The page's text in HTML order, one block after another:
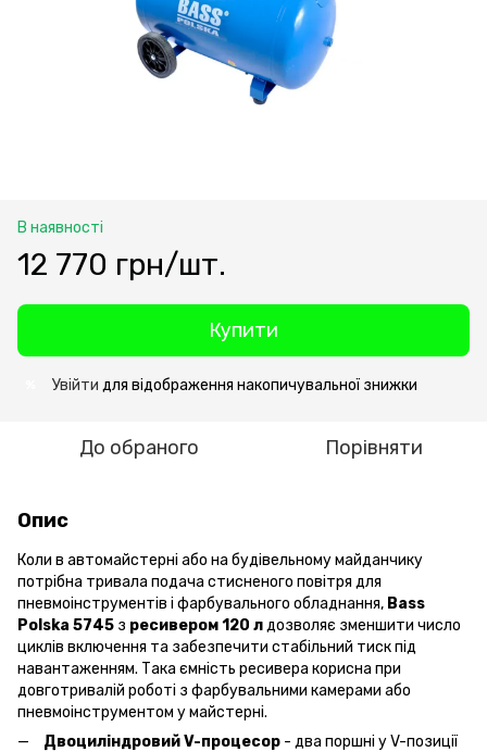
В наявності
12 770 грн/шт.
Купити
Увійти для відображення накопичувальної знижки
До обраного Порівняти
Опис
Коли в автомайстерні або на будівельному майданчику
потрібна тривала подача стисненого повітря для
пневмоінструментів і фарбувального обладнання, Bass
Polska 5745 з ресивером 120 лдозволяє зменшити число
циклів включення та забезпечити стабільний тиск під
навантаженням. Така ємність ресивера корисна при
довготривалій роботі з фарбувальними камерами або
пневмоінструментом у майстерні.
Двоциліндровий V-процесор - два поршні у V-позиції